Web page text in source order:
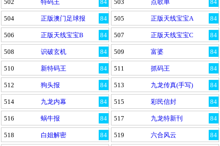
84
502 特码王 84
503 点歌单
84
504 正版澳门足球报 84
505 正版天线宝宝A
84
506 正版天线宝宝B 84
507 正版天线宝宝C
84
508 识破玄机 84
509 富婆
84
510 新特码王 84
511 抓码王
84
512 狗头报 84
513 九龙传真(手写)
84
514 九龙内幕 84
515 彩民信封
84
516 蜗牛报 84
517 九龙特新刊
84
518 白姐解密 84
519 六合风云